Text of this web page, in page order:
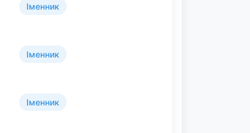
Іменник
Іменник
Іменник